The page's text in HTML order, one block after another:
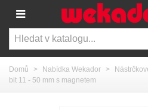
Domů > Nabídka Wekador >
bit 11 - 50 mm s magnetem